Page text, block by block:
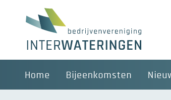
Home Bijeenkomsten